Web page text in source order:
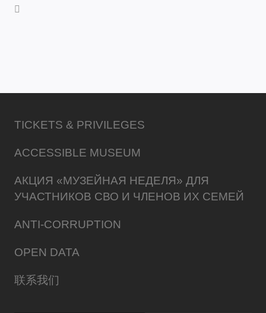
TICKETS & PRIVILEGES
ACCESSIBLE MUSEUM
АКЦИЯ «МУЗЕЙНАЯ НЕДЕЛЯ» ДЛЯ
УЧАСТНИКОВ СВО И ЧЛЕНОВ ИХ СЕМЕЙ
ANTI-CORRUPTION
OPEN DATA
联系我们